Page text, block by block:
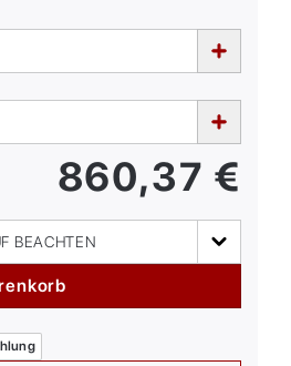
860,37 €
BEACHTEN